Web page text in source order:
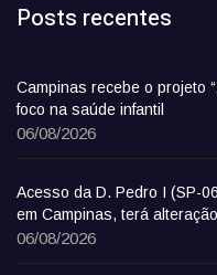
Posts recentes
Campinas recebe o projeto
foco na saúde infantil
06/08/2026
Acesso da D. Pedro I (SP-
em Campinas, terá
06/08/2026